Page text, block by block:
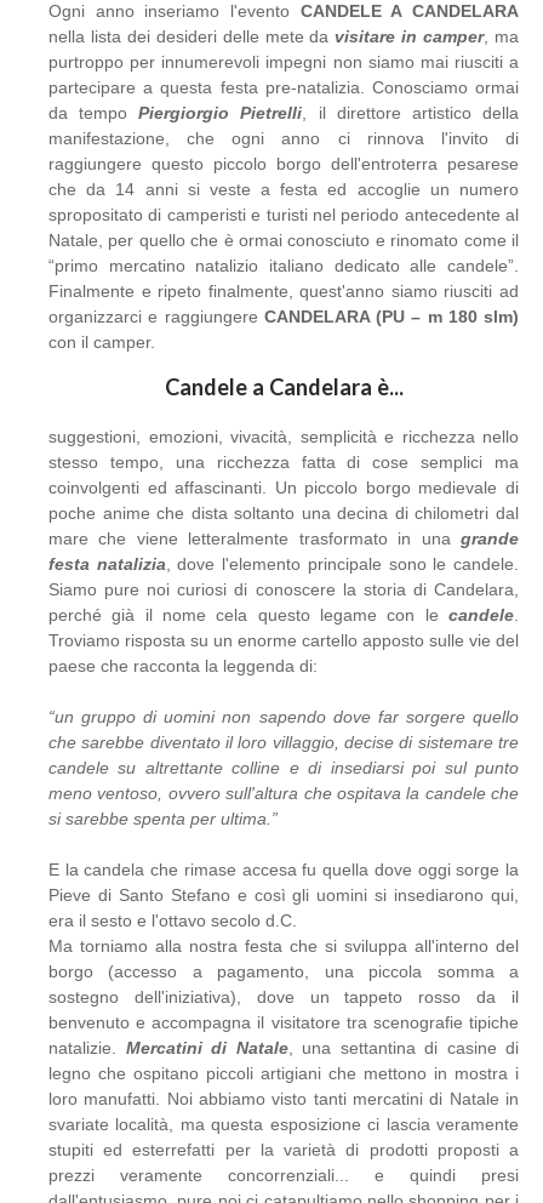
Ogni anno inseriamo l'evento CANDELE A CANDELARA
nella lista dei desideri delle mete davisitare in camper, ma
purtroppo per innumerevoli impegni non siamo mai riusciti a
partecipare a questa festa pre-natalizia. Conosciamo ormai
da tempoPiergiorgio Pietrelli, il direttore artistico della
manifestazione, che ogni anno ci rinnova l'invito di
raggiungere questo piccolo borgo dell'entroterra pesarese
che da 14 anni si veste a festa ed accoglie un numero
spropositato di camperisti e turisti nel periodo antecedente al
Natale, per quello che è ormai conosciuto e rinomato come il
“primo mercatino natalizio italiano dedicato alle candele”.
Finalmente e ripeto finalmente, quest'anno siamo riusciti ad
organizzarci e raggiungere CANDELARA (PU – m 180 slm)
con il camper.
Candele a Candelara è...
suggestioni, emozioni, vivacità, semplicità e ricchezza nello
stesso tempo, una ricchezza fatta di cose semplici ma
coinvolgenti ed affascinanti. Un piccolo borgo medievale di
poche anime che dista soltanto una decina di chilometri dal
mare che viene letteralmente trasformato in una grande
festa natalizia, dove l'elemento principale sono le candele.
Siamo pure noi curiosi di conoscere la storia di Candelara,
perché già il nome cela questo legame con le candele.
Troviamo risposta su un enorme cartello apposto sulle vie del
paese che racconta la leggenda di:
“un gruppo di uomini non sapendo dove far sorgere quello
che sarebbe diventato il loro villaggio, decise di sistemare tre
candele su altrettante colline e di insediarsi poi sul punto
meno ventoso, ovvero sull'altura che ospitava la candele che
si sarebbe spenta per ultima.”
E la candela che rimase accesa fu quella dove oggi sorge la
Pieve di Santo Stefano e così gli uomini si insediarono qui,
era il sesto e l'ottavo secolo d.C.
Ma torniamo alla nostra festa che si sviluppa all'interno del
borgo (accesso a pagamento, una piccola somma a
sostegno dell'iniziativa), dove un tappeto rosso da il
benvenuto e accompagna il visitatore tra scenografie tipiche
natalizie. Mercatini di Natale, una settantina di casine di
legno che ospitano piccoli artigiani che mettono in mostra i
loro manufatti. Noi abbiamo visto tanti mercatini di Natale in
svariate località, ma questa esposizione ci lascia veramente
stupiti ed esterrefatti per la varietà di prodotti proposti a
prezzi veramente concorrenziali... e quindi presi